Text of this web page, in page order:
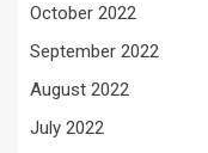
October 2022
September 2022
August 2022
July 2022